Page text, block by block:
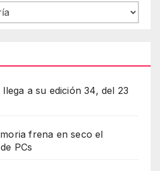
a su edición 34, del 23
frena en seco el
PCs